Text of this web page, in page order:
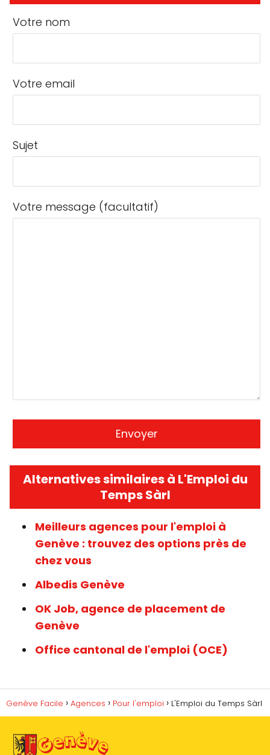
Votre nom
Votre email
Sujet
Votre message (facultatif)
Alternatives similaires à L'Emploi du
Temps Sàrl
Meilleurs agences pour l'emploi à
Genève : trouvez des options près de
chez vous
Albedis Genève
OK Job, agence de placement de
Genève
Office cantonal de l'emploi (OCE)
Genève Facile Agences Pour l'emploi L'Emploi du Temps Sàrl